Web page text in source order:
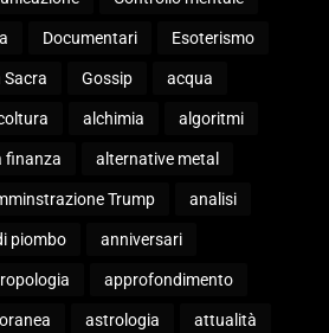
Documentari Esoterismo
Sacra Gossip acqua
alchimia algoritmi
finanza alternative metal
Trump analisi
piombo anniversari
approfondimento
astrologia attualità